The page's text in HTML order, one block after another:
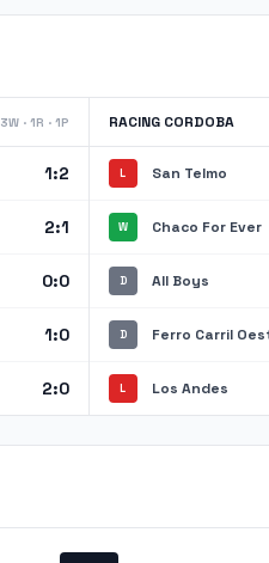
3W · 1R · 1P
1:2
2:1
0:0
1:0
2:0
RACING CORDOBA
L San Telmo
W Chaco For Ever
D All Boys
D Ferro Carril
L Los Andes